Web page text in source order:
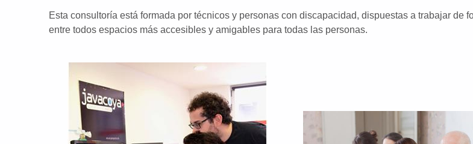
Esta consultoría está formada por técnicos y personas con discapacidad, dispuestas a trabajar
entre todos espacios más accesibles y amigables para todas las personas.